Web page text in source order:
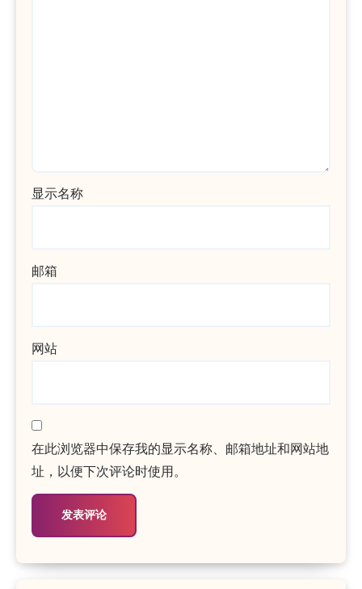
显示名称
邮箱
网站
在此浏览器中保存我的显示名称、邮箱地址和网站地
址，以便下次评论时使用。